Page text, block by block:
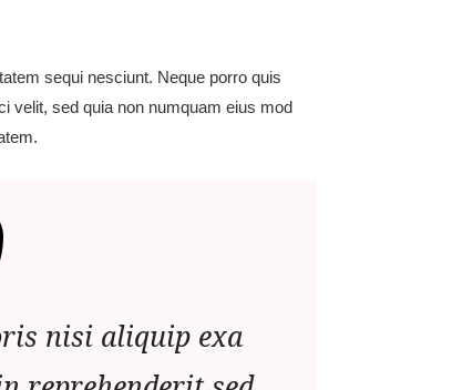
sequi nesciunt. Neque porro quis
velit, sed quia non numquam eius mod
nisi aliquip exa